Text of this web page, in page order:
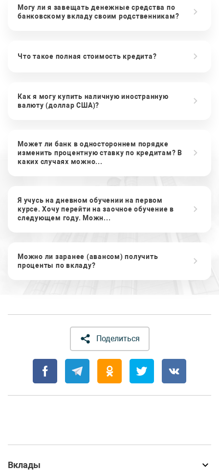
Могу ли я завещать денежные средства по
банковскому вкладу своим родственникам?
Что такое полная стоимость кредита?
Как я могу купить наличную иностранную
валюту (доллар США)?
Может ли банк в одностороннем порядке
изменить процентную ставку по кредитам? В
каких случаях можно...
Я учусь на дневном обучении на первом
курсе. Хочу перейти на заочное обучение в
следующем году. Можн...
Можно ли заранее (авансом) получить
проценты по вкладу?
Поделиться
Вклады